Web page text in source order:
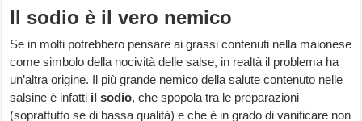
Il sodio è il vero nemico
Se in molti potrebbero pensare ai grassi contenuti nella maionese
come simbolo della nocività delle salse, in realtà il problema ha
un’altra origine. Il più grande nemico della salute contenuto nelle
salsine è infatti il sodio, che spopola tra le preparazioni
(soprattutto se di bassa qualità) e che è in grado di vanificare non